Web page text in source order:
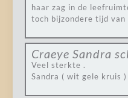
haar zag in de
toch bijzondere tijd van
Craeye Sandra
Veel sterkte .
Sandra ( wit gele kruis )